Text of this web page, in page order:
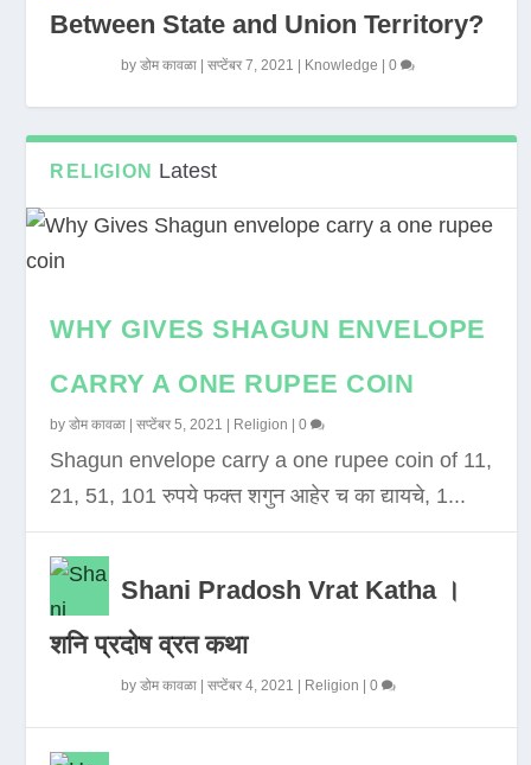
Between State and Union Territory?
byडोम कावळा |सप्टेंबर 7, 2021 Knowledge |0
RELIGION Latest
WHY GIVES SHAGUN ENVELOPE
CARRY A ONE RUPEE COIN
byडोम कावळा |सप्टेंबर 5, 2021 Religion |0
Shagun envelope carry a one rupee coin of 11,
21, 51, 101 रुपये फक्त शगुन आहेर च का द्यायचे, 1...
Shani Pradosh Vrat Katha ।
शनि प्रदोष व्रत कथा
byडोम कावळा |सप्टेंबर 4, 2021 Religion |0